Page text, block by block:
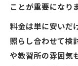
ことが重要になり
料金は単に安いだ
照らし合わせて検
や教習所の雰囲気